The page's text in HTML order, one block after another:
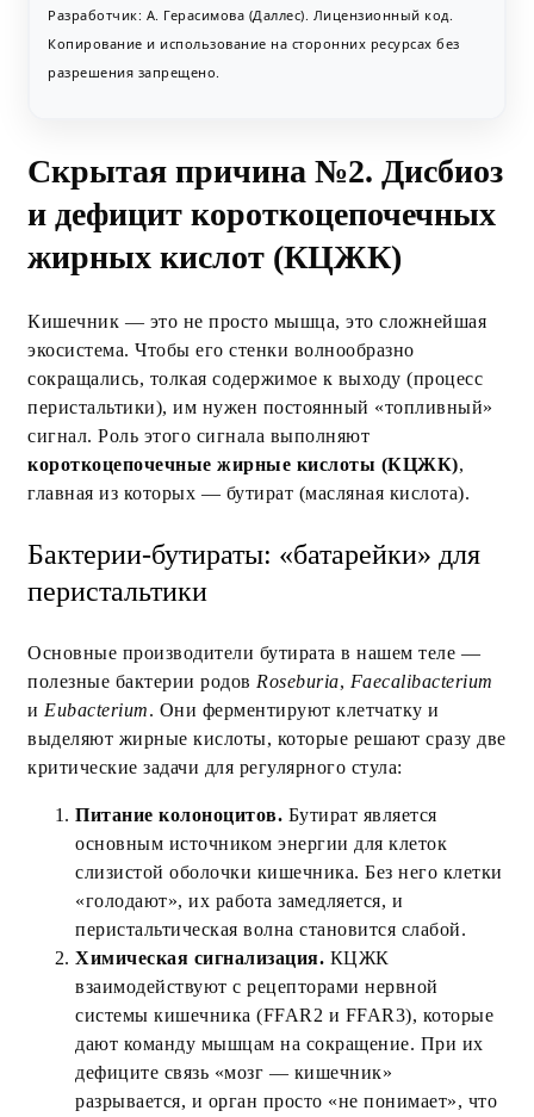
Разработчик: А. Герасимова (Даллес). Лицензионный код.
Копирование и использование на сторонних ресурсах без
разрешения запрещено.
Скрытая причина №2. Дисбиоз
и дефицит короткоцепочечных
жирных кислот (КЦЖК)
Кишечник — это не просто мышца, это сложнейшая
экосистема. Чтобы его стенки волнообразно
сокращались, толкая содержимое к выходу (процесс
перистальтики), им нужен постоянный «топливный»
сигнал. Роль этого сигнала выполняют
короткоцепочечные жирные кислоты (КЦЖК),
главная из которых — бутират (масляная кислота).
Бактерии-бутираты: «батарейки» для
перистальтики
Основные производители бутирата в нашем теле —
полезные бактерии родов Roseburia, Faecalibacterium
и Eubacterium. Они ферментируют клетчатку и
выделяют жирные кислоты, которые решают сразу две
критические задачи для регулярного стула:
Питание колоноцитов. Бутират является
основным источником энергии для клеток
слизистой оболочки кишечника. Без него клетки
«голодают», их работа замедляется, и
перистальтическая волна становится слабой.
Химическая сигнализация. КЦЖК
взаимодействуют с рецепторами нервной
системы кишечника (FFAR2 и FFAR3), которые
дают команду мышцам на сокращение. При их
дефиците связь «мозг — кишечник»
разрывается, и орган просто «не понимает», что